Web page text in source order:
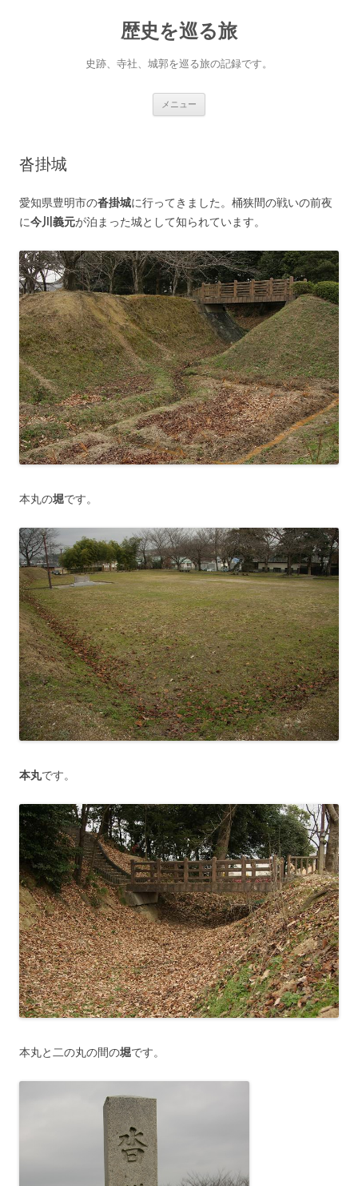
歴史を巡る旅
史跡、寺社、城郭を巡る旅の記録です。
メニュー
沓掛城
愛知県豊明市の沓掛城に行ってきました。桶狭間の戦いの前夜
に今川義元が泊まった城として知られています。
本丸の堀です。
本丸です。
本丸と二の丸の間の堀です。